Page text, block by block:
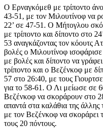
Ο Ερναγκόμεθ με τρίποντο
43-51, με τον Μιλουτίνοφ να
22’ σε 47-51. Ο Μήτογλου
με τρίποντο και δίποντο στο
53 αναγκάζοντας τον κόουτς
βολές ο Μιλουτίνοφ
με βολές και δίποντο να
τρίποντο και ο Βεζένκοφ με
57 στο 26:40, με τους
για το 58-61. Ο Λι μείωσε σε
Βεζένκοφ να σκοράρουν στο
απαντά στα καλάθια της
με τον Βεζένκοφ να σκοράρει
τους 20 πόντους.